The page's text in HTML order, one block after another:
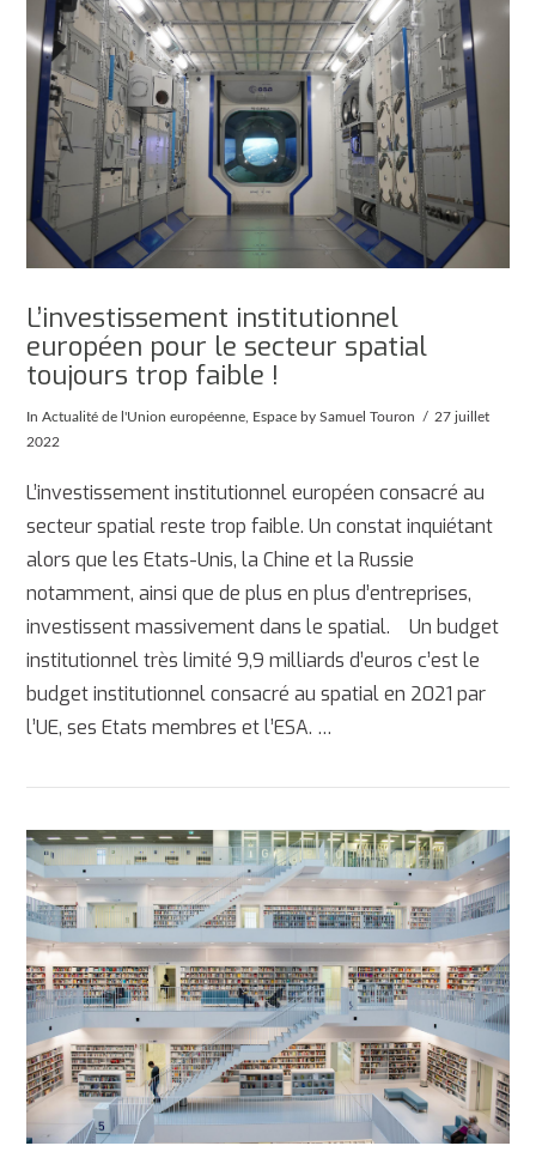
AFFICHER
L’investissement institutionnel
européen pour le secteur spatial
toujours trop faible !
InActualité de l'Union européenne Espace by Samuel Touron
27 juillet
2022
L’investissement institutionnel européen consacré au
secteur spatial reste trop faible. Un constat inquiétant
alors que les Etats-Unis, la Chine et la Russie
notamment, ainsi que de plus en plus d’entreprises,
investissent massivement dans le spatial. Un budget
institutionnel très limité 9,9 milliards d’euros c’est le
budget institutionnel consacré au spatial en 2021 par
l’UE, ses Etats membres et l’ESA. …